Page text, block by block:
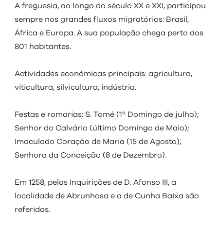
A freguesia, ao longo do século XX e XXI, participou
sempre nos grandes fluxos migratórios: Brasil,
África e Europa. A sua população chega perto dos
801 habitantes.
Actividades económicas principais: agricultura,
viticultura, silvicultura, indústria.
Festas e romarias: S. Tomé (1º Domingo de julho);
Senhor do Calvário (último Domingo de Maio);
Imaculado Coração de Maria (15 de Agosto);
Senhora da Conceição (8 de Dezembro).
Em 1258, pelas Inquirições de D. Afonso III, a
localidade de Abrunhosa e a de Cunha Baixa são
referidas.